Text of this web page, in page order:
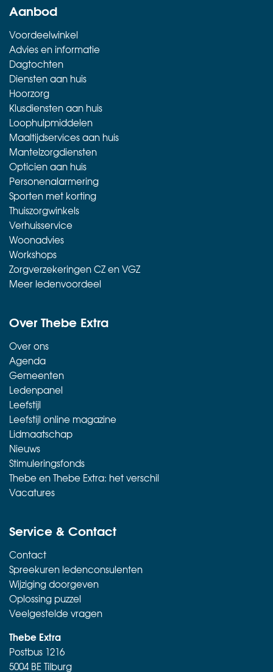
Aanbod
Voordeelwinkel
Advies en informatie
Dagtochten
Diensten aan huis
Hoorzorg
Klusdiensten aan huis
Loophulpmiddelen
Maaltijdservices aan huis
Mantelzorgdiensten
Opticien aan huis
Personenalarmering
Sporten met korting
Thuiszorgwinkels
Verhuisservice
Woonadvies
Workshops
Zorgverzekeringen CZ en VGZ
Meer ledenvoordeel
Over Thebe Extra
Over ons
Agenda
Gemeenten
Ledenpanel
Leefstijl
Leefstijl online magazine
Lidmaatschap
Nieuws
Stimuleringsfonds
Thebe en Thebe Extra: het verschil
Vacatures
Service & Contact
Contact
Spreekuren ledenconsulenten
Wijziging doorgeven
Oplossing puzzel
Veelgestelde vragen
Thebe Extra
Postbus 1216
5004 BE Tilburg